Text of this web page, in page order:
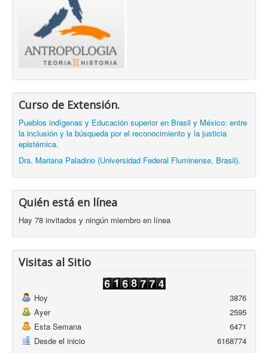
Curso de Extensión.
Pueblos indígenas y Educación superior en Brasil y México: entre
la inclusión y la búsqueda por el reconocimiento y la justicia
epistémica.
Dra. Mariana Paladino (Universidad Federal Fluminense, Brasil).
Quién está en línea
Hay 78 invitados y ningún miembro en línea
Visitas al Sitio
Hoy
Ayer
Esta Semana
Desde el inicio
3876
2595
6471
6168774